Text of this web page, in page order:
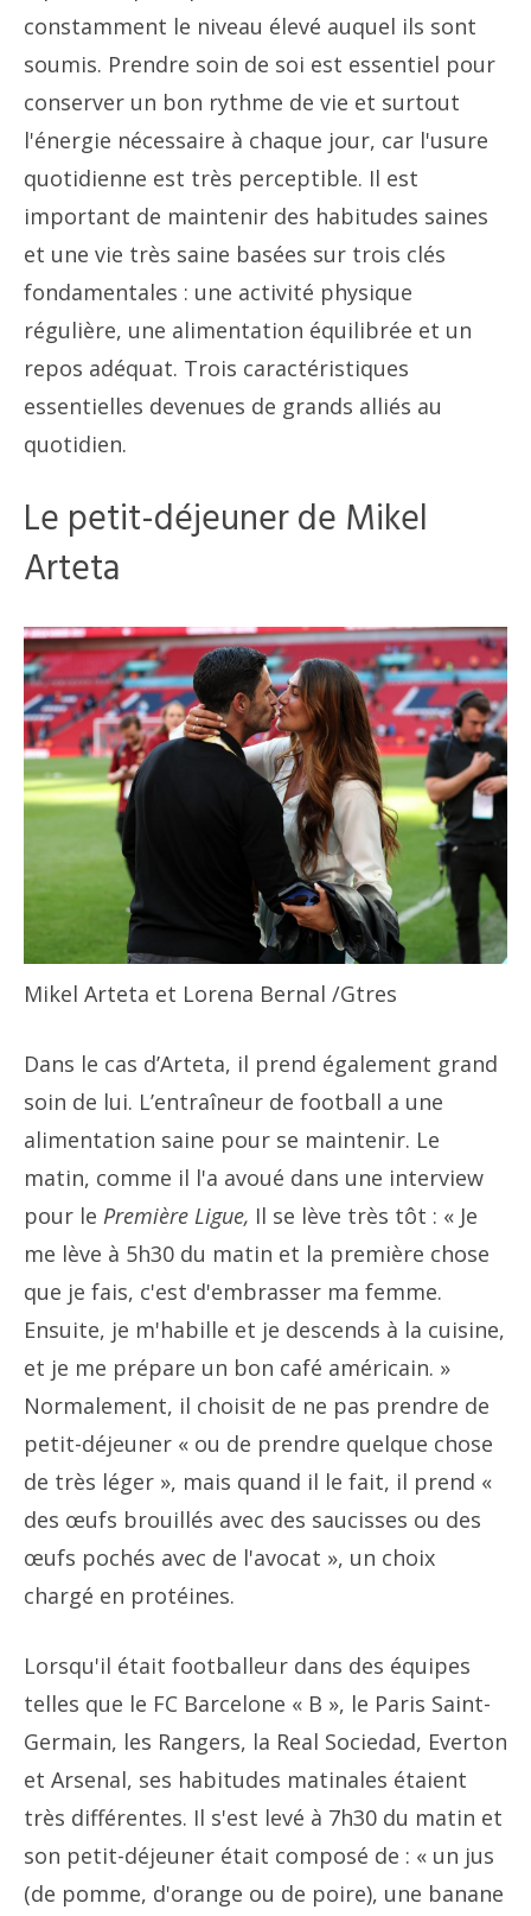
constamment le niveau élevé auquel ils sont
soumis. Prendre soin de soi est essentiel pour
conserver un bon rythme de vie et surtout
l'énergie nécessaire à chaque jour, car l'usure
quotidienne est très perceptible. Il est
important de maintenir des habitudes saines
et une vie très saine basées sur trois clés
fondamentales : une activité physique
régulière, une alimentation équilibrée et un
repos adéquat. Trois caractéristiques
essentielles devenues de grands alliés au
quotidien.
Le petit-déjeuner de Mikel
Arteta
Mikel Arteta et Lorena Bernal /Gtres
Dans le cas d’Arteta, il prend également grand
soin de lui. L’entraîneur de football a une
alimentation saine pour se maintenir. Le
matin, comme il l'a avoué dans une interview
pour le Première Ligue, Il se lève très tôt : « Je
me lève à 5h30 du matin et la première chose
que je fais, c'est d'embrasser ma femme.
Ensuite, je m'habille et je descends à la cuisine,
et je me prépare un bon café américain. »
Normalement, il choisit de ne pas prendre de
petit-déjeuner « ou de prendre quelque chose
de très léger », mais quand il le fait, il prend «
des œufs brouillés avec des saucisses ou des
œufs pochés avec de l'avocat », un choix
chargé en protéines.
Lorsqu'il était footballeur dans des équipes
telles que le FC Barcelone « B », le Paris Saint-
Germain, les Rangers, la Real Sociedad, Everton
et Arsenal, ses habitudes matinales étaient
très différentes. Il s'est levé à 7h30 du matin et
son petit-déjeuner était composé de : « un jus
(de pomme, d'orange ou de poire), une banane